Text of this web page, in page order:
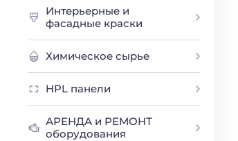
Интерьерные и
фасадные краски
Химическое сырье
HPL панели
АРЕНДА и РЕМОНТ
оборудования